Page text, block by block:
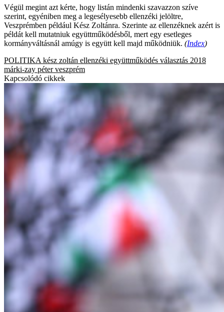
Végül megint azt kérte, hogy listán mindenki szavazzon szíve
szerint, egyéniben meg a legesélyesebb ellenzéki jelöltre,
Veszprémben például Kész Zoltánra. Szerinte az ellenzéknek azért is
példát kell mutatniuk együttműködésből, mert egy esetleges
kormányváltásnál amúgy is együtt kell majd működniük. (Index)
POLITIKA kész zoltán ellenzéki együttműködés választás 2018
márki-zay péter veszprém
Kapcsolódó cikkek